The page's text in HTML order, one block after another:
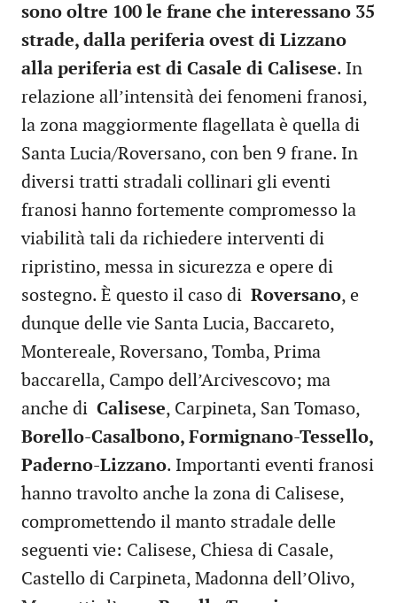
sono oltre 100 le frane che interessano 35
strade, dalla periferia ovest di Lizzano
alla periferia est di Casale di Calisese. In
relazione all’intensità dei fenomeni franosi,
la zona maggiormente flagellata è quella di
Santa Lucia/Roversano, con ben 9 frane. In
diversi tratti stradali collinari gli eventi
franosi hanno fortemente compromesso la
viabilità tali da richiedere interventi di
ripristino, messa in sicurezza e opere di
sostegno. È questo il caso di Roversano, e
dunque delle vie Santa Lucia, Baccareto,
Montereale, Roversano, Tomba, Prima
baccarella, Campo dell’Arcivescovo; ma
anche di Calisese, Carpineta, San Tomaso,
Borello-Casalbono, Formignano-Tessello,
Paderno-Lizzano. Importanti eventi franosi
hanno travolto anche la zona di Calisese,
compromettendo il manto stradale delle
seguenti vie: Calisese, Chiesa di Casale,
Castello di Carpineta, Madonna dell’Olivo,